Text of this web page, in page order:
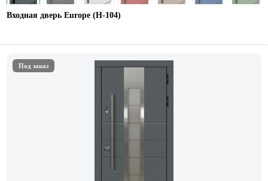
Входная дверь Europe (Н-104)
Под заказ